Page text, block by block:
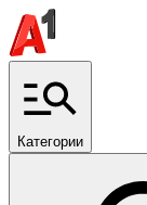
Категории